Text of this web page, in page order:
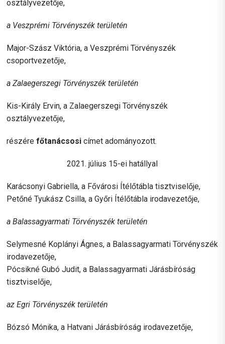
osztályvezetője,
a Veszprémi Törvényszék területén
Major-Szász Viktória, a Veszprémi Törvényszék
csoportvezetője,
a Zalaegerszegi Törvényszék területén
Kis-Király Ervin, a Zalaegerszegi Törvényszék
osztályvezetője,
részérefőtanácsosicímet adományozott.
2021. július 15-ei hatállyal
Karácsonyi Gabriella, a Fővárosi Ítélőtábla tisztviselője,
Petőné Tyukász Csilla, a Győri Ítélőtábla irodavezetője,
a Balassagyarmati Törvényszék területén
Selymesné Koplányi Ágnes, a Balassagyarmati Törvényszék
irodavezetője,
Pócsikné Gubó Judit, a Balassagyarmati Járásbíróság
tisztviselője,
az Egri Törvényszék területén
Bózsó Mónika, a Hatvani Járásbíróság irodavezetője,